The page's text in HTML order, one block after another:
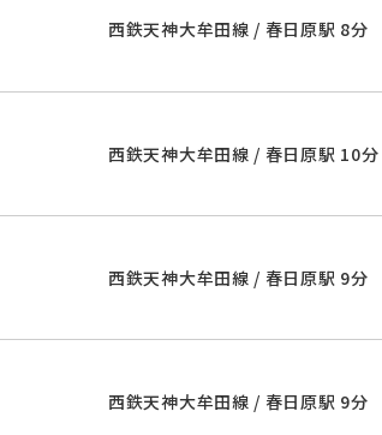
西鉄天神大牟田線 / 春日原駅 8分
西鉄天神大牟田線 / 春日原駅 10分
西鉄天神大牟田線 / 春日原駅 9分
西鉄天神大牟田線 / 春日原駅 9分